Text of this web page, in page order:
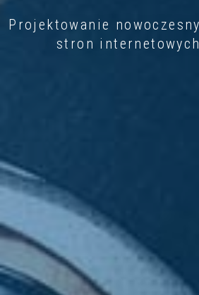
Projektowanie
stron